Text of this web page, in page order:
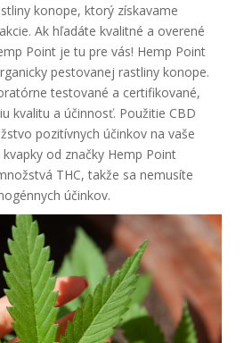
konope, ktorý získavame
Ak hľadáte kvalitné a overené
Point je tu pre vás! Hemp Point
pestovanej rastliny konope.
testované a certifikované,
kvalitu a účinnosť. Použitie CBD
pozitívnych účinkov na vaše
od značky Hemp Point
THC, takže sa nemusíte
účinkov.